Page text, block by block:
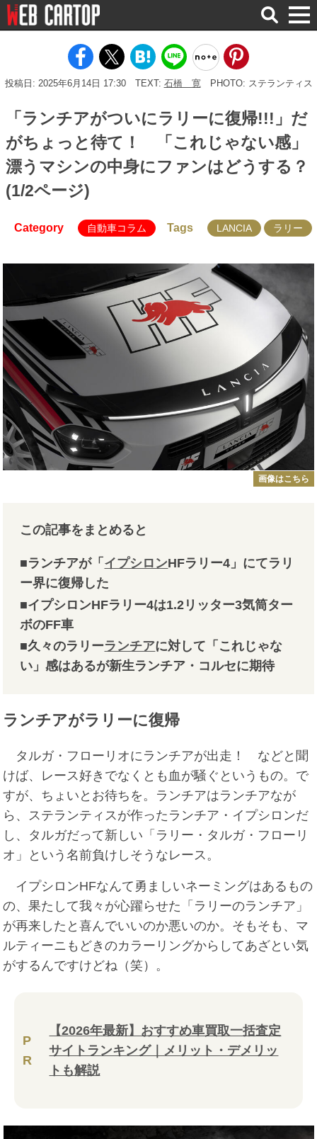
検
索
投稿日: 2025年6月14日 17:30 TEXT: 石橋 寛 PHOTO: ステランティス
「ランチアがついにラリーに復帰!!!」だ
がちょっと待て！ 「これじゃない感」
漂うマシンの中身にファンはどうする？
(1/2ページ)
Category 自動車コラム Tags LANCIA ラリー
画像はこちら
この記事をまとめると
■ランチアが「 イプシロンHFラリー4」にてラリ
ー界に復帰した
■イプシロンHFラリー4は1.2リッター3気筒ター
ボのFF車
■久々のラリーランチアに対して「これじゃな
い」感はあるが新生ランチア・コルセに期待
ランチアがラリーに復帰
タルガ・フローリオにランチアが出走！ などと聞
けば、レース好きでなくとも血が騒ぐというもの。で
すが、ちょいとお待ちを。ランチアはランチアなが
ら、ステランティスが作ったランチア・イプシロンだ
し、タルガだって新しい「ラリー・タルガ・フローリ
オ」という名前負けしそうなレース。
イプシロンHFなんて勇ましいネーミングはあるもの
の、果たして我々が心躍らせた「ラリーのランチア」
が再来したと喜んでいいのか悪いのか。そもそも、マ
ルティーニもどきのカラーリングからしてあざとい気
がするんですけどね（笑）。
P
R
【2026年最新】おすすめ車買取一括査定
サイトランキング｜メリット・デメリッ
トも解説